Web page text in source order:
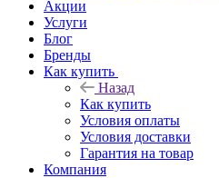
Акции
Услуги
Блог
Бренды
Как купить
Назад
Как купить
Условия оплаты
Условия доставки
Гарантия на товар
Компания